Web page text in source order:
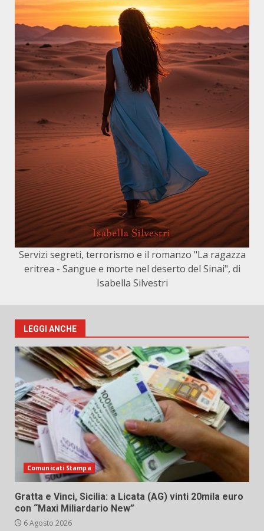
Servizi segreti, terrorismo e il romanzo "La ragazza
eritrea - Sangue e morte nel deserto del Sinai", di
Isabella Silvestri
LEGGI ANCHE
Comunicati Stampa
Gratta e Vinci, Sicilia: a Licata (AG) vinti 20mila euro
con “Maxi Miliardario New”
6 Agosto 2026